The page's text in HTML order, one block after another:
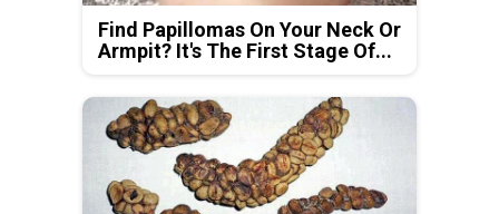
Find Papillomas On Your Neck Or
Armpit? It's The First Stage Of...